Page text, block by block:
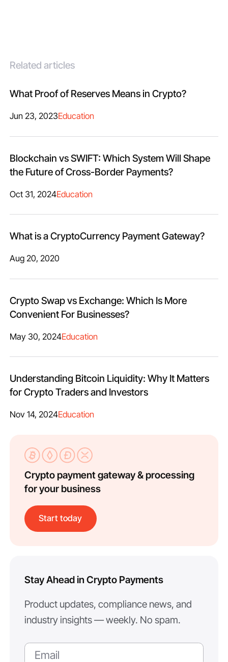
Related articles
What Proof of Reserves Means in Crypto?
Jun 23, 2023Education
Blockchain vs SWIFT: Which System Will Shape
the Future of Cross-Border Payments?
Oct 31, 2024Education
What is a CryptoCurrency Payment Gateway?
Aug 20, 2020
Crypto Swap vs Exchange: Which Is More
Convenient For Businesses?
May 30, 2024Education
Understanding Bitcoin Liquidity: Why It Matters
for Crypto Traders and Investors
Nov 14, 2024Education
Crypto payment gateway & processing
for your business
Start today
Stay Ahead in Crypto Payments
Product updates, compliance news, and
industry insights — weekly. No spam.